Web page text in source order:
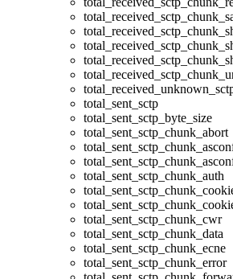
total_sent_sctp
total_sent_sctp_byte_size
total_sent_sctp_chunk_abort
total_sent_sctp_chunk_auth
total_sent_sctp_chunk_cwr
total_sent_sctp_chunk_data
total_sent_sctp_chunk_ecne
total_sent_sctp_chunk_error